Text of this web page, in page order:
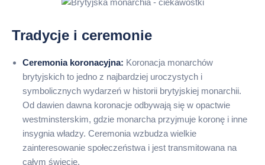
Tradycje i ceremonie
Ceremonia koronacyjna: Koronacja monarchów
brytyjskich to jedno z najbardziej uroczystych i
symbolicznych wydarzeń w historii brytyjskiej monarchii.
Od dawien dawna koronacje odbywają się w opactwie
westminsterskim, gdzie monarcha przyjmuje koronę i inne
insygnia władzy. Ceremonia wzbudza wielkie
zainteresowanie społeczeństwa i jest transmitowana na
całym świecie.